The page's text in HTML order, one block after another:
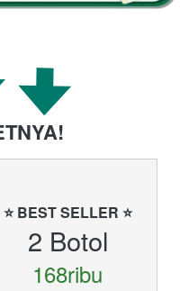
⭐ BEST SELLER ⭐
2 Botol
168ribu